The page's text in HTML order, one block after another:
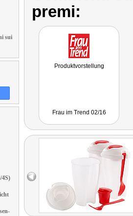
sui
4S)
premi:
Produktvorstellung
Frau im Trend 02/16